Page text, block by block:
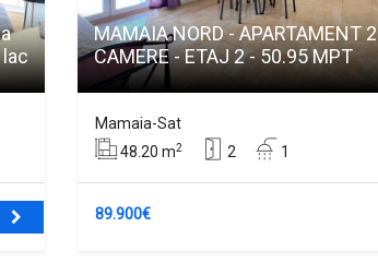
MAMAIA NORD - APARTAMENT 2
CAMERE - ETAJ 2 - 50.95 MPT
Mamaia-Sat
48.20 m2 2 1
89.900€